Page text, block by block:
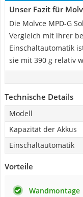
Unser Fazit für
Die Molvce MPD-G
Vergleich mit ihrer
Einschaltautomatik
sie mit 390 g relativ
Technische Details
Modell
Kapazität der Akkus
Einschaltautomatik
Vorteile
Wandmontage